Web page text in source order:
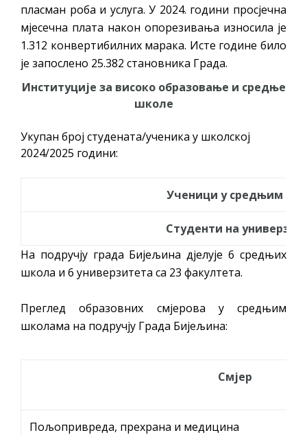
пласман роба и услуга. У 2024. години просјечна
мјесечна плата након опорезивања износила је
1.312 конвертибилних марака. Исте године било
је запослено 25.382 становника Града.
Институције за високо образовање и средње
школе
Укупан број студената/ученика у школској
2024/2025 години:
Ученици у средњим
Студенти на
На подручју града Бијељина дјелује 6 средњих
школа и 6 универзитета са 23 факултета.
Преглед образовних смјерова у средњим
школама на подручју Града Бијељина:
Смјер
Пољопривреда, прехрана и медицина